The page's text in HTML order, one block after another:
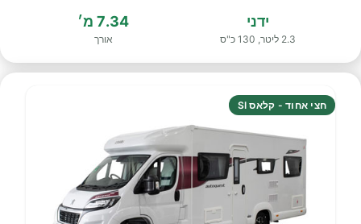
ידני
2.3 ליטר, 130 כ"ס
7.34 מ׳
אורך
חצי אחוד - קלאס SI